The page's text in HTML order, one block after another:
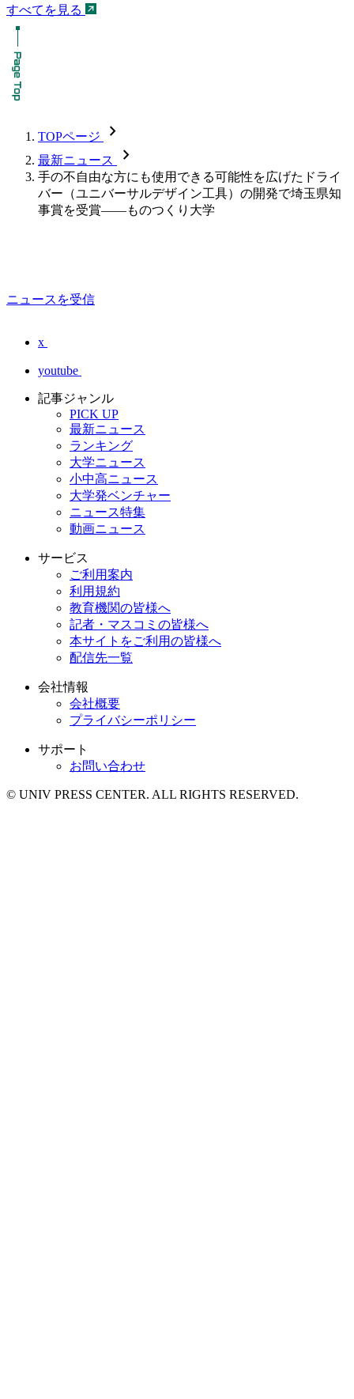
すべてを見る
TOPページ chevron_forward
最新ニュース chevron_forward
手の不自由な方にも使用できる可能性を広げたドライ
バー（ユニバーサルデザイン工具）の開発で埼玉県知
事賞を受賞――ものつくり大学
ニュースを受信
x
youtube
記事ジャンル
PICK UP
最新ニュース
ランキング
大学ニュース
小中高ニュース
大学発ベンチャー
ニュース特集
動画ニュース
サービス
ご利用案内
利用規約
教育機関の皆様へ
記者・マスコミの皆様へ
本サイトをご利用の皆様へ
配信先一覧
会社情報
会社概要
プライバシーポリシー
サポート
お問い合わせ
© UNIV PRESS CENTER. ALL RIGHTS RESERVED.